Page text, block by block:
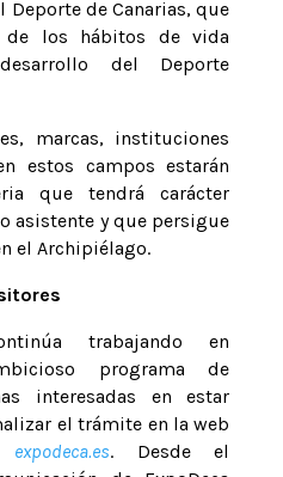
Deporte de Canarias, que
de los hábitos de vida
del Deporte
marcas, instituciones
estos campos estarán
que tendrá carácter
asistente y que persigue
el Archipiélago.
trabajando en
programa de
interesadas en estar
el trámite en la web
expodeca.es. Desde el